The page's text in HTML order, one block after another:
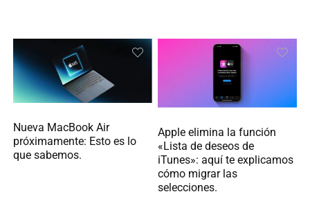
Nueva MacBook Air
próximamente: Esto es lo
que sabemos.
Apple elimina la función
«Lista de deseos de
iTunes»: aquí te explicamos
cómo migrar las
selecciones.